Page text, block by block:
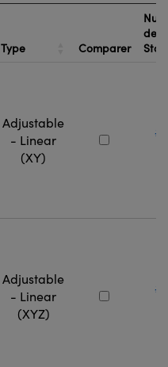
Type Comparer
de
Adjustable
- Linear
(XY)
Adjustable
- Linear
(XYZ)